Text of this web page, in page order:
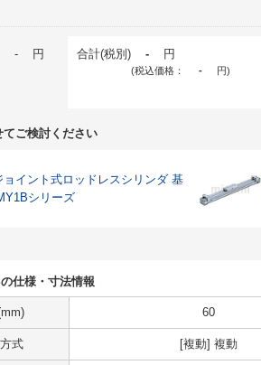
- 円 合計(税別) - 円
(税込価格： - 円)
てご検討ください
ョイント式ロッドレスシリンダ 基
シリーズ
仕様・寸法情報
60
式 [複動] 複動